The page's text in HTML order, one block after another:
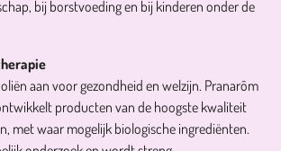
bij borstvoeding en bij kinderen onder de
aan voor gezondheid en welzijn. Pranarôm
producten van de hoogste kwaliteit
met waar mogelijk biologische ingrediënten.